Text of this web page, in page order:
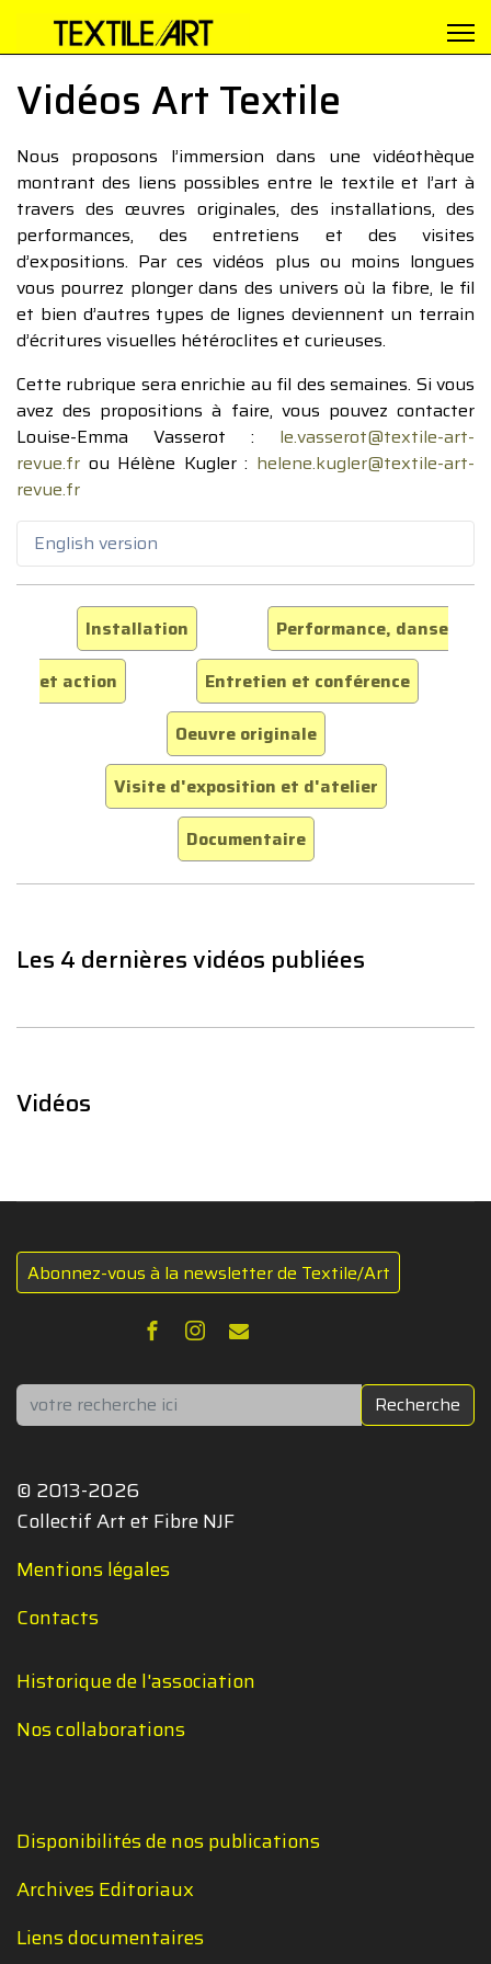
Vidéos Art Textile
Nous proposons l’immersion dans une vidéothèque
montrant des liens possibles entre le textile et l’art à
travers des œuvres originales, des installations, des
performances, des entretiens et des visites
d’expositions. Par ces vidéos plus ou moins longues
vous pourrez plonger dans des univers où la fibre, le fil
et bien d’autres types de lignes deviennent un terrain
d’écritures visuelles hétéroclites et curieuses.
Cette rubrique sera enrichie au fil des semaines. Si vous
avez des propositions à faire, vous pouvez contacter
Louise-Emma Vasserot : le.vasserot@textile-art-
revue.fr ou Hélène Kugler : helene.kugler@textile-art-
revue.fr
English version
Installation
Performance, danse
et action
Entretien et conférence
Oeuvre originale
Visite d'exposition et d'atelier
Documentaire
Les 4 dernières vidéos publiées
Vidéos
Abonnez-vous à la newsletter de Textile/Art
Rechercher Recherche
© 2013-2026
Collectif Art et Fibre NJF
Mentions légales
Contacts
Historique de l'association
Nos collaborations
Disponibilités de nos publications
Archives Editoriaux
Liens documentaires